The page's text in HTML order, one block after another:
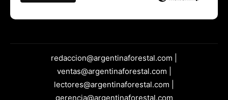
redaccion@argentinaforestal.com |
ventas@argentinaforestal.com |
lectores@argentinaforestal.com |
gerencia@argentinaforestal.com